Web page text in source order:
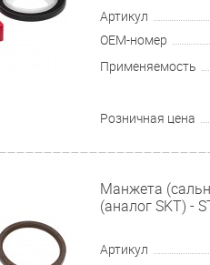
Артикул
OEM-номер
Применяемость
Розничная цена
Манжета
(аналог SKT) -
Артикул